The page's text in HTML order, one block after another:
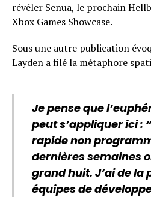
révéler Senua, le prochain
Xbox Games Showcase.
Sous une autre publication
Layden a filé la métaphore
Je pense que
peut s’appliquer ici :
rapide non
dernières semaines
grand huit. J’ai de la
équipes de